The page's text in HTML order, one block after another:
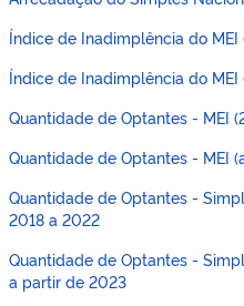
Índice de Inadimplência do MEI
Índice de Inadimplência do
Quantidade de Optantes - MEI
Quantidade de Optantes - MEI
Quantidade de Optantes -
2018 a 2022
Quantidade de Optantes -
a partir de 2023